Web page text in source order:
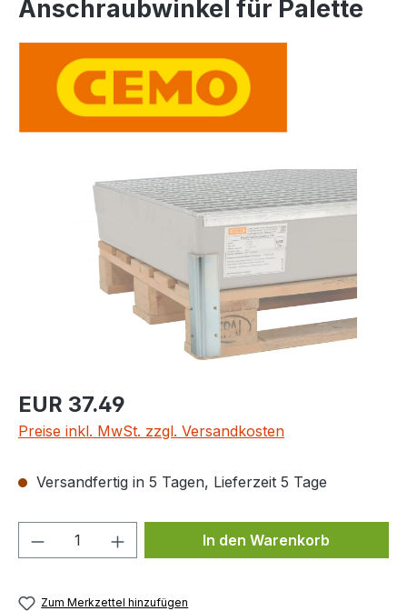
Anschraubwinkel für Palette
Bildergalerie überspringen
Regulärer Preis:
EUR 37.49
Preise inkl. MwSt. zzgl. Versandkosten
Versandfertig in 5 Tagen, Lieferzeit 5 Tage
Produkt Anzahl: Gib denIn den Warenkorb
Zum Merkzettel hinzufügen